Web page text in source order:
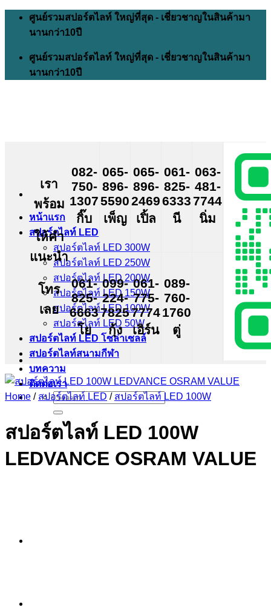
Skip
content
ศูนย์รวมสปอร์ตไลท์ ใหญ่ที่สุด - เชี่ยวชาญในสินค้ามา
นานกว่า10ปี
ศูนย์รวมสปอร์ตไลท์ ใหญ่ที่สุด - เชี่ยวชาญในสินค้ามา
นานกว่า10ปี
หน้าแรก
สปอร์ตไลท์ LED
สปอร์ตไลท์ LED 300W
สปอร์ตไลท์ LED 250W
สปอร์ตไลท์ LED 200W
สปอร์ตไลท์ LED 150W
สปอร์ตไลท์ LED 100W
สปอร์ตไลท์ LED 50W
สปอร์ตไลท์ LED โซล่าเซลล์
สปอร์ตไลท์สนามกีฬา
บทความ
ติดต่อเรา
Search
for:
เรา
พร้อม
ให้คำ
แนะนำ
โทร
เลย
082-
750-
1307
กิ๊บ
065-
896-
5590
เพ็ญ
065-
896-
2469
เปิ้ล
061-
825-
6333
นี
063-
481-
7744
นิ่ม
061-
825-
6663
โย
099-
224-
7825
กุ้ง
061-
775-
7774
เอิร์น
089-
760-
1760
ตู่
Home / สปอร์ตไลท์ LED / สปอร์ตไลท์ LED 100W
สปอร์ตไลท์ LED 100W
LEDVANCE OSRAM VALUE